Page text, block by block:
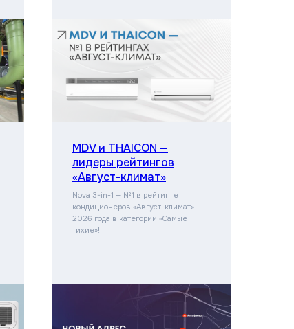
MDV и THAICON —
лидеры рейтингов
«Август-климат»
Nova 3-in-1 — №1 в рейтинге
кондиционеров «Август-климат»
2026 года в категории «Самые
тихие»!